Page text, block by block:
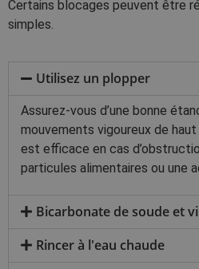
Certains blocages peuvent être
simples.
Utilisez un plopper
Assurez-vous d’une bonne
mouvements vigoureux de
est efficace en cas
particules alimentaires ou une
Bicarbonate de soude et
Rincer à l'eau chaude